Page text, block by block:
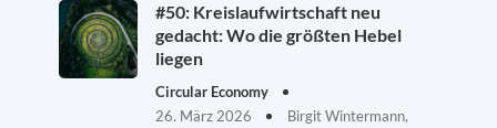
#50: Kreislaufwirtschaft neu
gedacht: Wo die größten Hebel
liegen
Circular Economy
26. März 2026
Birgit Wintermann,